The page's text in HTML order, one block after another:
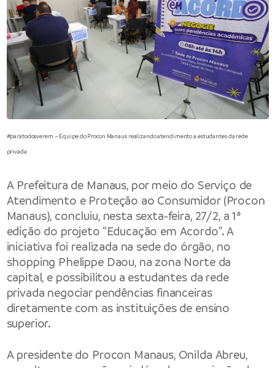
#paratodosverem – Equipe do Procon Manaus realizando atendimento a estudantes da rede
privada
A Prefeitura de Manaus, por meio do Serviço de
Atendimento e Proteção ao Consumidor (Procon
Manaus), concluiu, nesta sexta-feira, 27/2, a 1ª
edição do projeto “Educação em Acordo”. A
iniciativa foi realizada na sede do órgão, no
shopping Phelippe Daou, na zona Norte da
capital, e possibilitou a estudantes da rede
privada negociar pendências financeiras
diretamente com as instituições de ensino
superior.
A presidente do Procon Manaus, Onilda Abreu,